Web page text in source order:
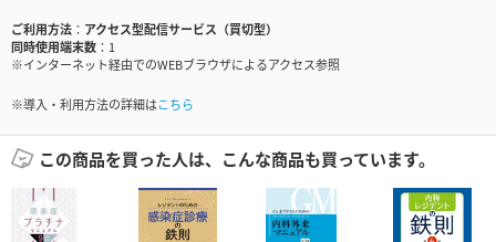
ご利用方法
アクセス型配信サービス（買切型）
同時使用端末数
1
※インターネット経由でのWEBブラウザによるアクセス参照
※導入・利用方法の詳細はこちら
この商品を買った人は、こんな商品も買っています。